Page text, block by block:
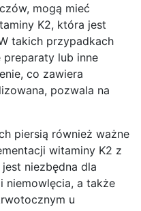
mogą mieć
K2, która jest
takich przypadkach
preparaty lub inne
co zawiera
pozwala na
piersią również ważne
witaminy K2 z
niezbędna dla
niemowlęcia, a także
u